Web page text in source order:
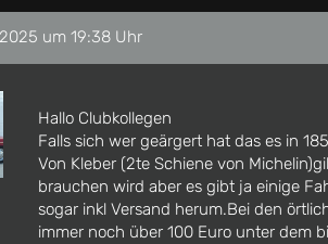
um 19:38 Uhr
Hallo Clubkollegen
Falls sich wer geärgert hat das es in
Von Kleber (2te Schiene von
brauchen wird aber es gibt ja einige
sogar inkl Versand herum.Bei den
immer noch über 100 Euro unter dem